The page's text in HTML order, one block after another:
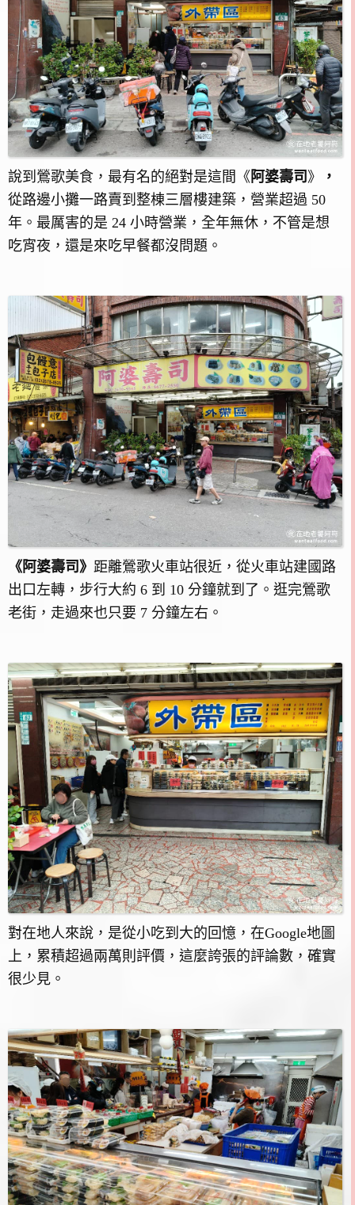
說到鶯歌美食，最有名的絕對是這間《 阿婆壽司 》
，
從路邊小攤一路賣到整棟三層樓建築，營業超過 50
年。最厲害的是 24 小時營業，全年無休，不管是想
吃宵夜，還是來吃早餐都沒問題。
《阿婆壽司》 距離鶯歌火車站很近，從火車站建國路
出口左轉，步行大約 6 到 10 分鐘就到了。逛完鶯歌
老街，走過來也只要 7 分鐘左右。
對在地人來說，是從小吃到大的回憶，在Google地圖
上，累積超過兩萬則評價，這麼誇張的評論數，確實
很少見。